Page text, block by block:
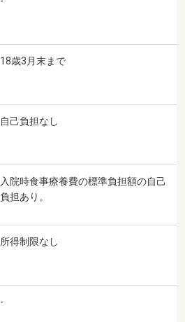
18歳3月末まで
自己負担なし
入院時食事療養費の標準負担額の自己
負担あり。
所得制限なし
-